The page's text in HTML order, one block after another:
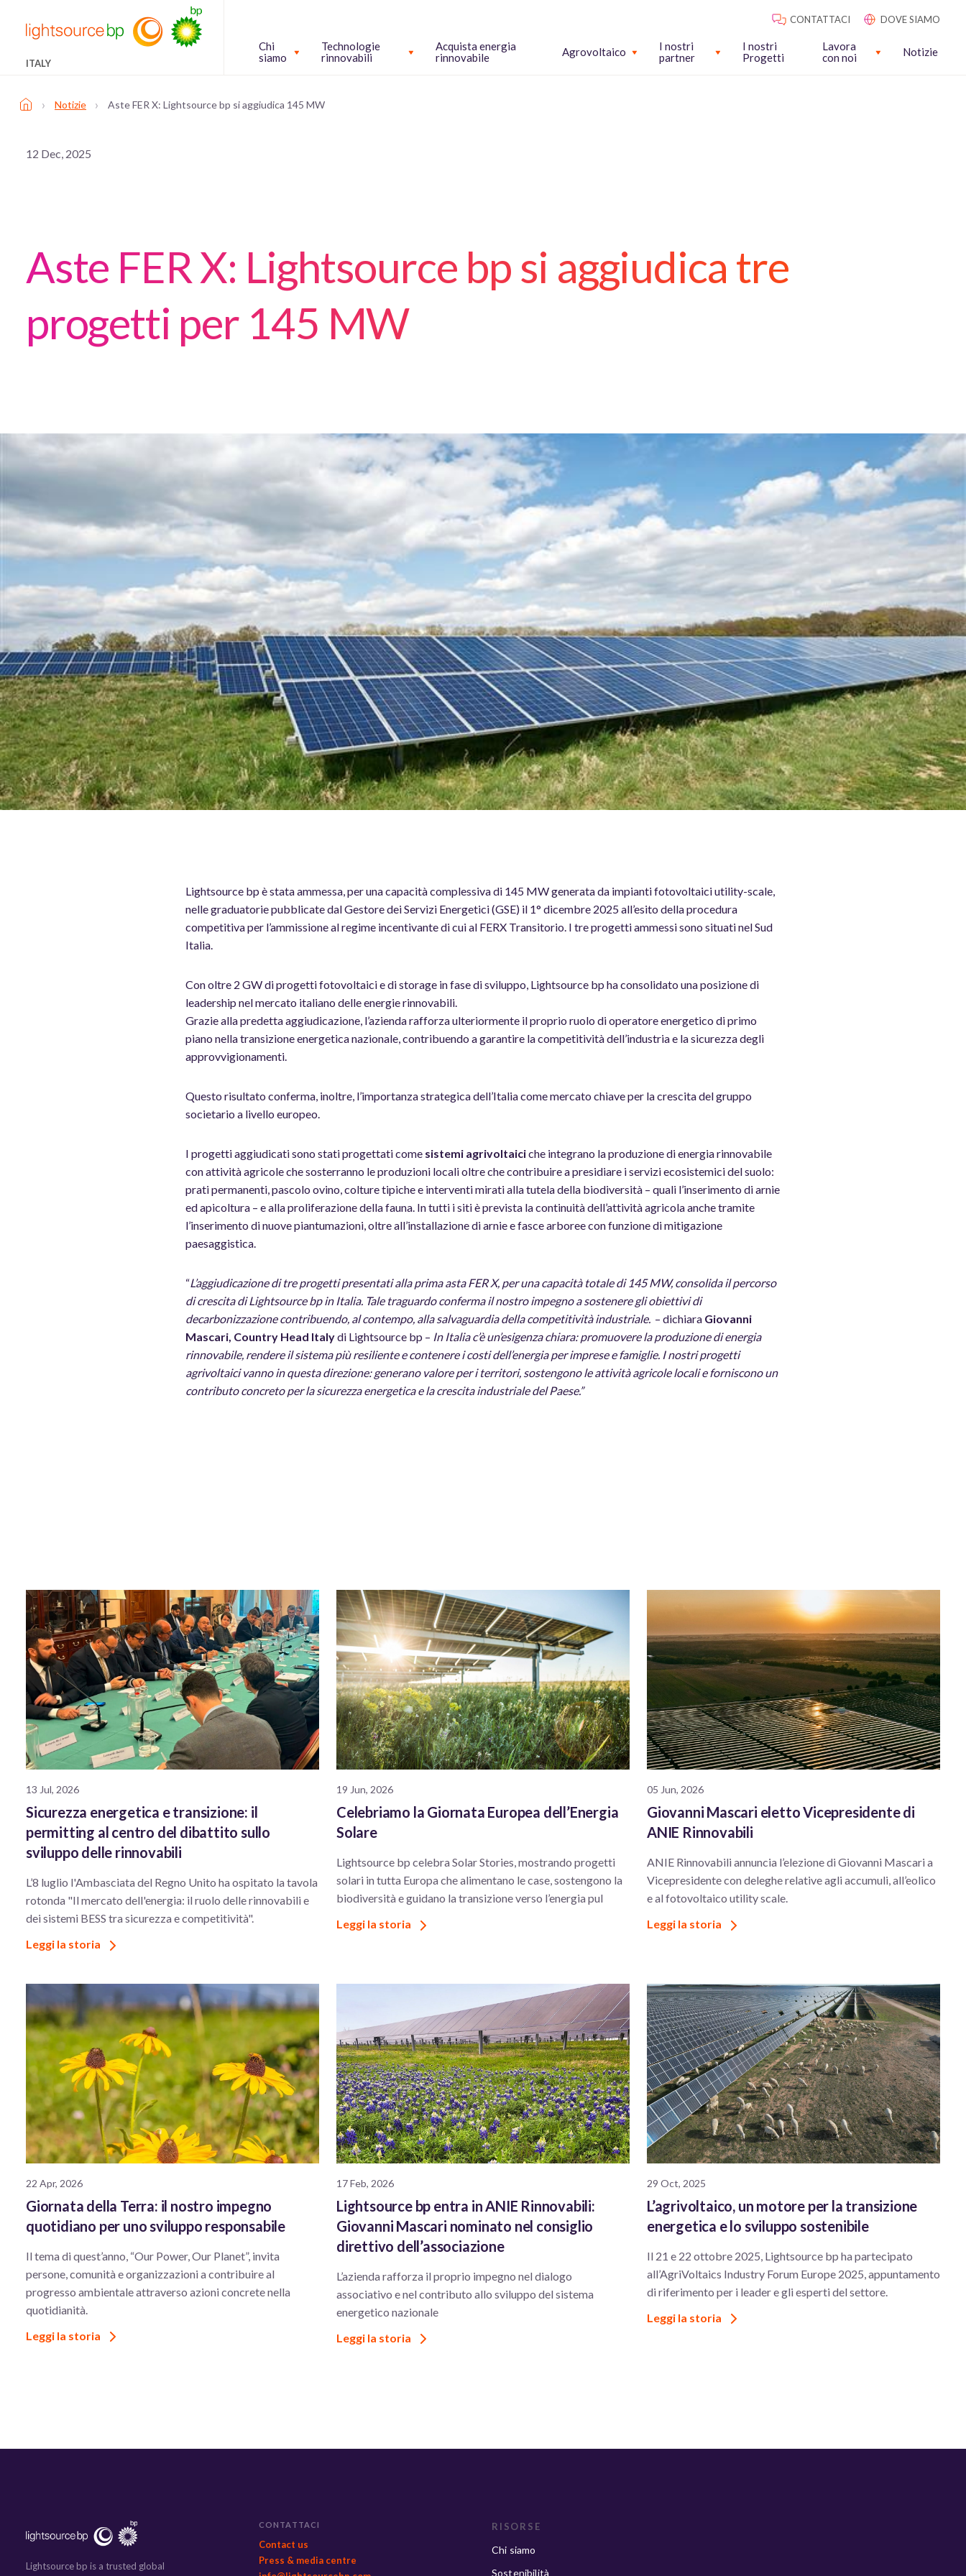
ITALY
CONTATTACI DOVE SIAMO
Chi
siamo
Technologie
rinnovabili
Acquista energia
rinnovabile
Agrovoltaico
I nostri
partner
I nostri
Progetti
Lavora
con noi
Notizie
› Notizie › Aste FER X: Lightsource bp si aggiudica 145 MW
12 Dec, 2025
Aste FER X: Lightsource bp si aggiudica tre
progetti per 145 MW
Lightsource bp è stata ammessa, per una capacità complessiva di 145 MW generata da impianti fotovoltaici utility-scale,
nelle graduatorie pubblicate dal Gestore dei Servizi Energetici (GSE) il 1° dicembre 2025 all’esito della procedura
competitiva per l’ammissione al regime incentivante di cui al FERX Transitorio. I tre progetti ammessi sono situati nel Sud
Italia.
Con oltre 2 GW di progetti fotovoltaici e di storage in fase di sviluppo, Lightsource bp ha consolidato una posizione di
leadership nel mercato italiano delle energie rinnovabili.
Grazie alla predetta aggiudicazione, l’azienda rafforza ulteriormente il proprio ruolo di operatore energetico di primo
piano nella transizione energetica nazionale, contribuendo a garantire la competitività dell’industria e la sicurezza degli
approvvigionamenti.
Questo risultato conferma, inoltre, l’importanza strategica dell’Italia come mercato chiave per la crescita del gruppo
societario a livello europeo.
I progetti aggiudicati sono stati progettati come sistemi agrivoltaiciche integrano la produzione di energia rinnovabile
con attività agricole che sosterranno le produzioni locali oltre che contribuire a presidiare i servizi ecosistemici del suolo:
prati permanenti, pascolo ovino, colture tipiche e interventi mirati alla tutela della biodiversità – quali l’inserimento di arnie
ed apicoltura – e alla proliferazione della fauna. In tutti i siti è prevista la continuità dell’attività agricola anche tramite
l’inserimento di nuove piantumazioni, oltre all’installazione di arnie e fasce arboree con funzione di mitigazione
paesaggistica.
“L’aggiudicazione di tre progetti presentati alla prima asta FER X, per una capacità totale di 145 MW, consolida il percorso
di crescita di Lightsource bp in Italia. Tale traguardo conferma il nostro impegno a sostenere gli obiettivi di
decarbonizzazione contribuendo, al contempo, alla salvaguardia della competitività industriale. – dichiara Giovanni
Mascari, Country Head Italydi Lightsource bp – In Italia c’è un’esigenza chiara: promuovere la produzione di energia
rinnovabile, rendere il sistema più resiliente e contenere i costi dell’energia per imprese e famiglie. I nostri progetti
agrivoltaici vanno in questa direzione: generano valore per i territori, sostengono le attività agricole locali e forniscono un
contributo concreto per la sicurezza energetica e la crescita industriale del Paese.”
13 Jul, 2026
Sicurezza energetica e transizione: il
permitting al centro del dibattito sullo
sviluppo delle rinnovabili
L’8 luglio l'Ambasciata del Regno Unito ha ospitato la tavola
rotonda "Il mercato dell'energia: il ruolo delle rinnovabili e
dei sistemi BESS tra sicurezza e competitività".
Leggi la storia
19 Jun, 2026
Celebriamo la Giornata Europea dell’Energia
Solare
Lightsource bp celebra Solar Stories, mostrando progetti
solari in tutta Europa che alimentano le case, sostengono la
biodiversità e guidano la transizione verso l’energia pul
Leggi la storia
05 Jun, 2026
Giovanni Mascari eletto Vicepresidente di
ANIE Rinnovabili
ANIE Rinnovabili annuncia l’elezione di Giovanni Mascari a
Vicepresidente con deleghe relative agli accumuli, all’eolico
e al fotovoltaico utility scale.
Leggi la storia
22 Apr, 2026
Giornata della Terra: il nostro impegno
quotidiano per uno sviluppo responsabile
Il tema di quest’anno, “Our Power, Our Planet”, invita
persone, comunità e organizzazioni a contribuire al
progresso ambientale attraverso azioni concrete nella
quotidianità.
Leggi la storia
17 Feb, 2026
Lightsource bp entra in ANIE Rinnovabili:
Giovanni Mascari nominato nel consiglio
direttivo dell’associazione
L’azienda rafforza il proprio impegno nel dialogo
associativo e nel contributo allo sviluppo del sistema
energetico nazionale
Leggi la storia
29 Oct, 2025
L’agrivoltaico, un motore per la transizione
energetica e lo sviluppo sostenibile
Il 21 e 22 ottobre 2025, Lightsource bp ha partecipato
all’AgriVoltaics Industry Forum Europe 2025, appuntamento
di riferimento per i leader e gli esperti del settore.
Leggi la storia
Lightsource bp is a trusted global
CONTATTACI
Contact us
Press & media centre
RISORSE
Chi siamo
Sostenibilità